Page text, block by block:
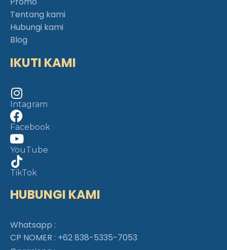
Tentang kami
Hubungi kami
Blog
IKUTI KAMI
Intagram
Facebook
YouTube
TikTok
HUBUNGI KAMI
Whatsapp :
CP NOMER : +62 838-5335-7053